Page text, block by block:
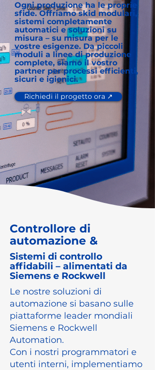
Ogni produzione ha le proprie
sfide. Offriamo skid modulari,
sistemi completamente
automatici e soluzioni su
misura – su misura per le
vostre esigenze. Da piccoli
moduli a linee di produzione
complete, siamo il vostro
partner per processi efficienti,
sicuri e igienici.
Richiedi il progetto ora ↗️
Controllore di
automazione &
Sistemi di controllo
affidabili – alimentati da
Siemens e Rockwell
Le nostre soluzioni di
automazione si basano sulle
piattaforme leader mondiali
Siemens e Rockwell
Automation.
Con i nostri programmatori e
utenti interni, implementiamo